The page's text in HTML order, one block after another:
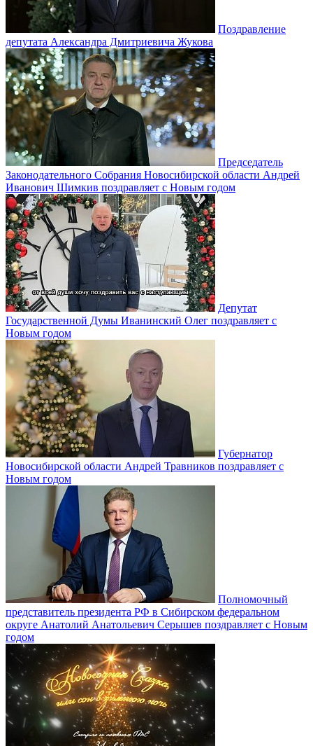
Поздравление
депутата Александра Дмитриевича Жукова
Председатель
Законодательного Собрания Новосибирской области Андрей
Иванович Шимкив поздравляет с Новым годом
Депутат
Государственной Думы Иванинский Олег поздравляет с
Новым годом
Губернатор
Новосибирской области Андрей Травников поздравляет с
Новым годом
Полномочный
представитель президента РФ в Сибирском федеральном
округе Анатолий Анатольевич Серышев поздравляет с Новым
годом